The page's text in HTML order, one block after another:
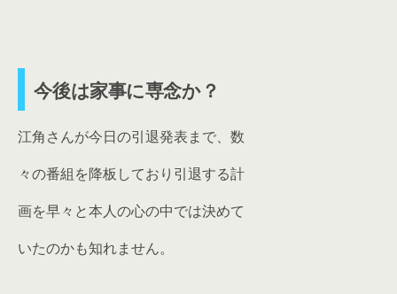
今後は家事に専念か？
江角さんが今日の引退発表まで、数
々の番組を降板しており引退する計
画を早々と本人の心の中では決めて
いたのかも知れません。